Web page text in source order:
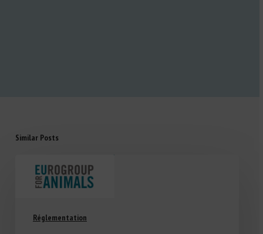
Similar Posts
Réglementation